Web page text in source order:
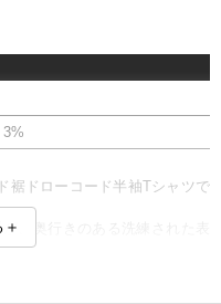
裾ドローコード半袖Tシャツで
、奥行きのある洗練された表